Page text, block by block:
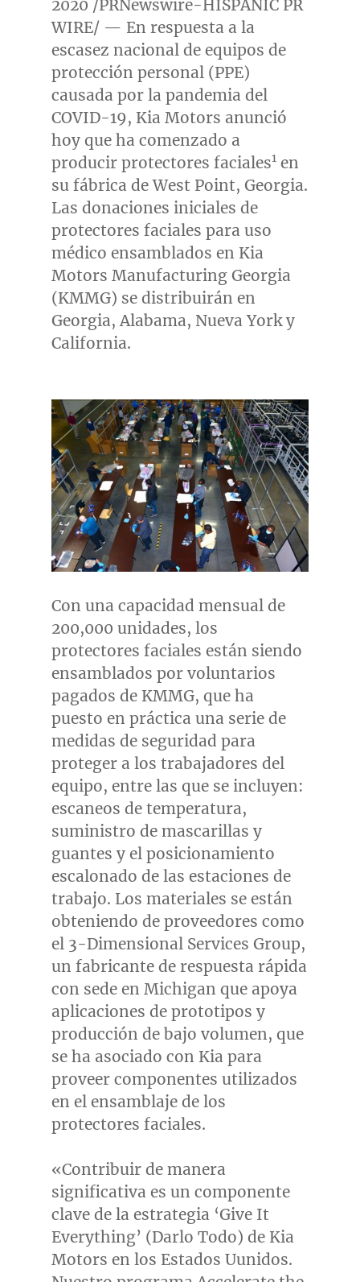
2020 /PRNewswire-HISPANIC PR
WIRE/ — En respuesta a la
escasez nacional de equipos de
protección personal (PPE)
causada por la pandemia del
COVID-19, Kia Motors anunció
hoy que ha comenzado a
producir protectores faciales1en
su fábrica deWest Point, Georgia.
Las donaciones iniciales de
protectores faciales para uso
médico ensamblados en Kia
Motors Manufacturing Georgia
(KMMG) se distribuirán en
Georgia, Alabama, Nueva Yorky
California.
Con una capacidad mensual de
200,000 unidades, los
protectores faciales están siendo
ensamblados por voluntarios
pagados de KMMG, que ha
puesto en práctica una serie de
medidas de seguridad para
proteger a los trabajadores del
equipo, entre las que se incluyen:
escaneos de temperatura,
suministro de mascarillas y
guantes y el posicionamiento
escalonado de las estaciones de
trabajo. Los materiales se están
obteniendo de proveedores como
el 3-Dimensional Services Group,
un fabricante de respuesta rápida
con sede en Michigan que apoya
aplicaciones de prototipos y
producción de bajo volumen, que
se ha asociado con Kia para
proveer componentes utilizados
en el ensamblaje de los
protectores faciales.
«Contribuir de manera
significativa es un componente
clave de la estrategia ‘Give It
Everything’ (Darlo Todo) de Kia
Motors en los Estados Uunidos.